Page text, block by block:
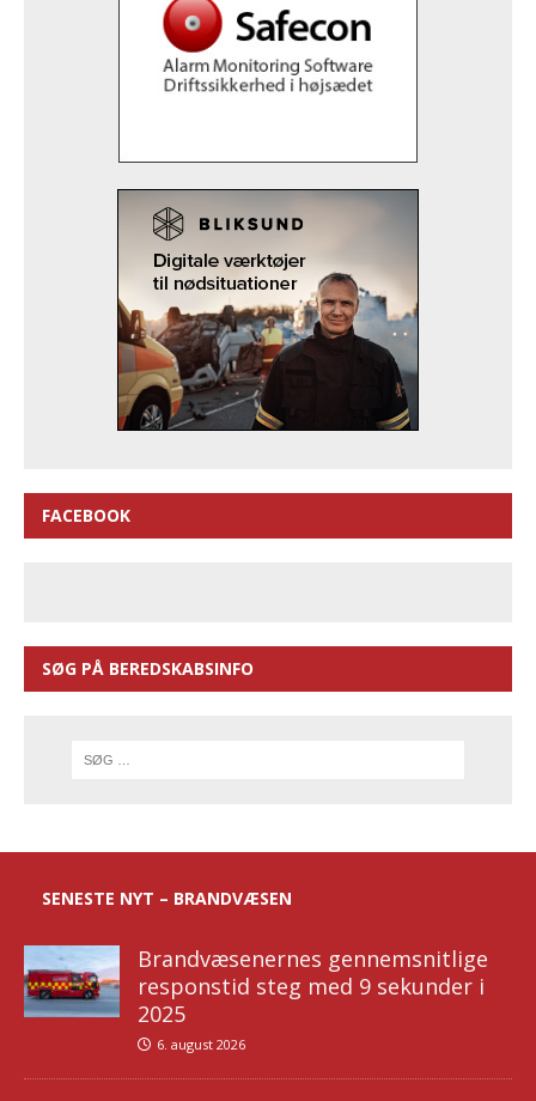
FACEBOOK
SØG PÅ BEREDSKABSINFO
SENESTE NYT – BRANDVÆSEN
Brandvæsenernes gennemsnitlige
responstid steg med 9 sekunder i
2025
6. august 2026